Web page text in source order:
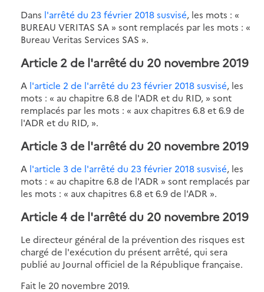
Dans l'arrêté du 23 février 2018 susvisé, les mots : «
BUREAU VERITAS SA » sont remplacés par les mots : «
Bureau Veritas Services SAS ».
Article 2 de l'arrêté du 20 novembre 2019
A l'article 2 de l'arrêté du 23 février 2018 susvisé, les
mots : « au chapitre 6.8 de l'ADR et du RID, » sont
remplacés par les mots : « aux chapitres 6.8 et 6.9 de
l'ADR et du RID, ».
Article 3 de l'arrêté du 20 novembre 2019
A l'article 3 de l'arrêté du 23 février 2018 susvisé, les
mots : « au chapitre 6.8 de l'ADR » sont remplacés par
les mots : « aux chapitres 6.8 et 6.9 de l'ADR ».
Article 4 de l'arrêté du 20 novembre 2019
Le directeur général de la prévention des risques est
chargé de l'exécution du présent arrêté, qui sera
publié au Journal officiel de la République française.
Fait le 20 novembre 2019.